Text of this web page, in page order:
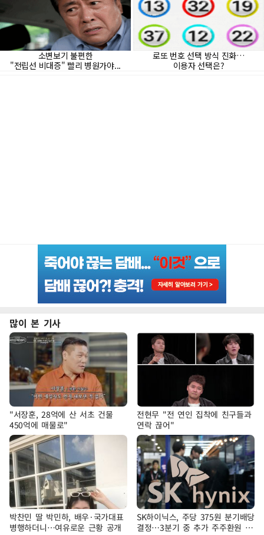
많이 본 기사
"서장훈, 28억에 산 서초 건물
450억에 매물로"
전현무 "전 연인 집착에 친구들과
연락 끊어"
박찬민 딸 박민하, 배우·국가대표
병행하더니…여유로운 근황 공개
SK하이닉스, 주당 375원 분기배당
결정…3분기 중 추가 주주환원 발